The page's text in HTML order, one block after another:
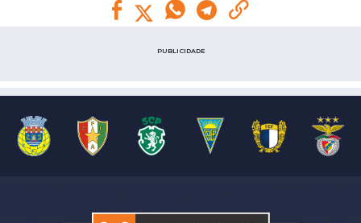
PUBLICIDADE